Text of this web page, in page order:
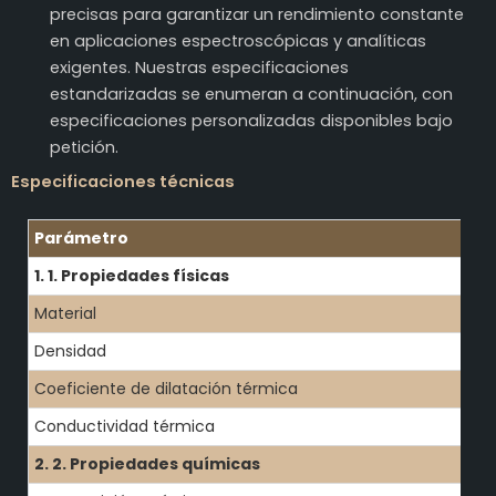
precisas para garantizar un rendimiento constante
en aplicaciones espectroscópicas y analíticas
exigentes. Nuestras especificaciones
estandarizadas se enumeran a continuación, con
especificaciones personalizadas disponibles bajo
petición.
Especificaciones técnicas
Parámetro
1. 1. Propiedades físicas
Material
Densidad
Coeficiente de dilatación térmica
Conductividad térmica
2. 2. Propiedades químicas